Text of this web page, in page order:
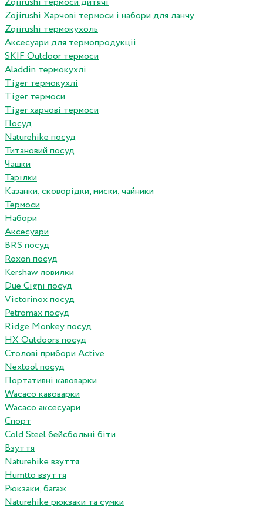
Zojirushi Харчові термоси і набори для ланчу
Zojirushi термокухоль
Аксесуари для термопродукціі
SKIF Outdoor термоси
Aladdin термокухлі
Tiger термокухлі
Tiger термоси
Tiger харчові термоси
Посуд
Naturehike посуд
Титановий посуд
Чашки
Тарілки
Казанки, сковорідки, миски, чайники
Термоси
Набори
Аксесуари
BRS посуд
Roxon посуд
Kershaw ловилки
Due Cigni посуд
Victorinox посуд
Petromax посуд
Ridge Monkey посуд
HX Outdoors посуд
Столові прибори Active
Nextool посуд
Портативні кавоварки
Wacaco кавоварки
Wacaco аксесуари
Спорт
Cold Steel бейсбольні біти
Взуття
Naturehike взуття
Humtto взуття
Рюкзаки, багаж
Naturehike рюкзаки та сумки